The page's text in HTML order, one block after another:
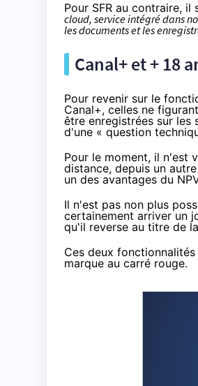
Pour SFR au contraire, il
cloud, service intégré dans
les documents et les
Canal+ et + 18
Pour revenir sur le
Canal+, celles ne
être enregistrées sur les
d'une « question
Pour le moment, il n'est
distance, depuis un
un des avantages du
Il n'est pas non plus
certainement arriver un
qu'il reverse au titre de
Ces deux
marque au carré rouge.